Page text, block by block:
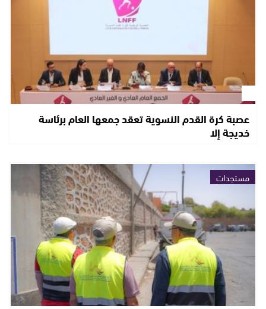
عصبة كرة القدم النسوية تعقد جمعها العام برئاسة
خديجة إلا
مستجدات